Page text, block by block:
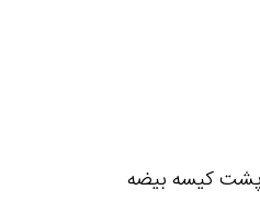
کیسه بیضه